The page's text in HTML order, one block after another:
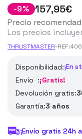
-9% 157,95€
Precio
Los precios
THRUSTMASTER-REF:
Disponibilidad:¡En
Envío :¡Gratis!
Devolución gratis:
Garantía:3 años
¡Envío gratis 24h